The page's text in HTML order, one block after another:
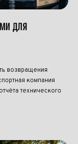
для
возвращения
компания
технического